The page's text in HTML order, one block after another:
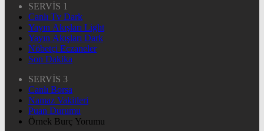
SERVİS 1
Canlı Tv Dark
Yayın Akışları Light
Yayın Akışları Dark
Nöbetçi Eczaneler
Son Dakika
SERVİS 3
Canlı Borsa
Namaz Vakitleri
Puan Durumu
Örnek Burç Yorumu